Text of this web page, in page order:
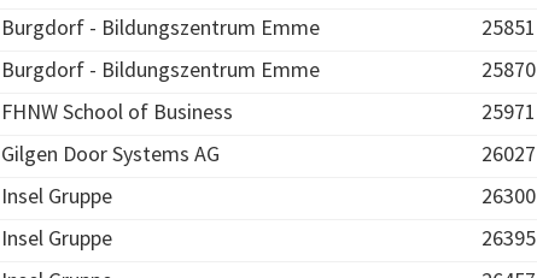
Burgdorf - Bildungszentrum Emme
25851
Burgdorf - Bildungszentrum Emme
25870
FHNW School of Business
25971
Gilgen Door Systems AG
26027
Insel Gruppe
26300
Insel Gruppe
26395